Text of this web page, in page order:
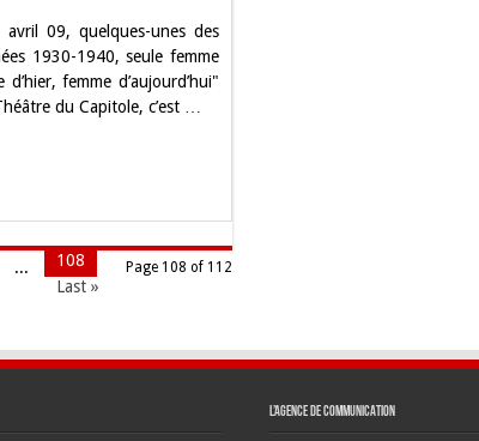
09, quelques-unes des
1930-1940, seule femme
femme d’aujourd’hui"
du Capitole, c’est …
Page 108 of 112
108
...
Last »
L’agence de communication